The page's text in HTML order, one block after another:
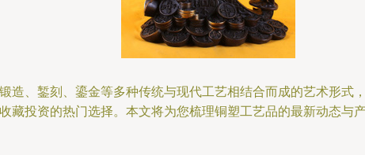
造、錾刻、鎏金等多种传统与现代工艺相结合而成的艺术形式
藏投资的热门选择。本文将为您梳理铜塑工艺品的最新动态与